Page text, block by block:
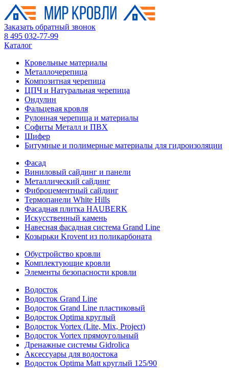
Заказать обратный звонок
8 495 032-77-99
Каталог
Кровельные материалы
Металлочерепица
Композитная черепица
ЦПЧ и Натуральная черепица
Ондулин
Фальцевая кровля
Рулонная черепица и материалы
Софиты Металл и ПВХ
Шифер
Битумные и полимерные материалы для гидроизоляции
Фасад
Виниловый сайдинг и панели
Металлический сайдинг
Фиброцементный сайдинг
Термопанели White Hills
Фасадная плитка HAUBERK
Искусственный камень
Навесная фасадная система Grand Line
Козырьки Krovent из поликарбоната
Обустройство кровли
Комплектующие кровли
Элементы безопасности кровли
Водосток
Водосток Grand Line
Водосток Grand Line пластиковый
Водосток Optima круглый
Водосток Vortex (Lite, Mix, Project)
Водосток Vortex прямоугольный
Дренажные системы Gidrolica
Аксессуары для водостока
Водосток Optima Matt круглый 125/90